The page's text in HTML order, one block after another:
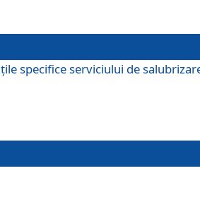
specifice serviciului de